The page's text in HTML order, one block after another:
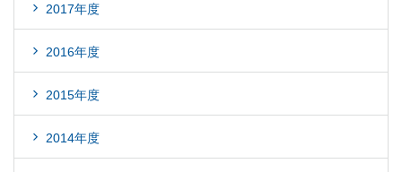
2017年度
2016年度
2015年度
2014年度